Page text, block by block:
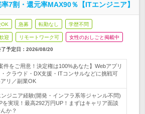
7割・還元率MAX90％【ITエンジニア】
OK 急募 転勤なし 学歴不問
迎 リモートワーク可 女性のおしごと掲載中
予定日： 2026/08/20
件をご用意！決定権は100%あなた】Webアプリ
クラウド・DX支援・ITコンサルなどに挑戦可
リ／副業OK
ジニア経験(開発・インフラ系等ジャンル不問)
実現！最高292万円UP！まずはキャリア面談
か？